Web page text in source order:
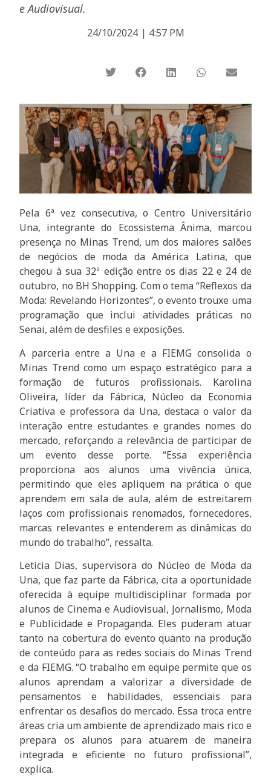
e Audiovisual.
24/10/2024 | 4:57 PM
Pela 6ª vez consecutiva, o Centro Universitário
Una, integrante do Ecossistema Ânima, marcou
presença no Minas Trend, um dos maiores salões
de negócios de moda da América Latina, que
chegou à sua 32ª edição entre os dias 22 e 24 de
outubro, no BH Shopping. Com o tema “Reflexos da
Moda: Revelando Horizontes”, o evento trouxe uma
programação que inclui atividades práticas no
Senai, além de desfiles e exposições.
A parceria entre a Una e a FIEMG consolida o
Minas Trend como um espaço estratégico para a
formação de futuros profissionais. Karolina
Oliveira, líder da Fábrica, Núcleo da Economia
Criativa e professora da Una, destaca o valor da
interação entre estudantes e grandes nomes do
mercado, reforçando a relevância de participar de
um evento desse porte. “Essa experiência
proporciona aos alunos uma vivência única,
permitindo que eles apliquem na prática o que
aprendem em sala de aula, além de estreitarem
laços com profissionais renomados, fornecedores,
marcas relevantes e entenderem as dinâmicas do
mundo do trabalho”, ressalta.
Letícia Dias, supervisora do Núcleo de Moda da
Una, que faz parte da Fábrica, cita a oportunidade
oferecida à equipe multidisciplinar formada por
alunos de Cinema e Audiovisual, Jornalismo, Moda
e Publicidade e Propaganda. Eles puderam atuar
tanto na cobertura do evento quanto na produção
de conteúdo para as redes sociais do Minas Trend
e da FIEMG. “O trabalho em equipe permite que os
alunos aprendam a valorizar a diversidade de
pensamentos e habilidades, essenciais para
enfrentar os desafios do mercado. Essa troca entre
áreas cria um ambiente de aprendizado mais rico e
prepara os alunos para atuarem de maneira
integrada e eficiente no futuro profissional”,
explica.